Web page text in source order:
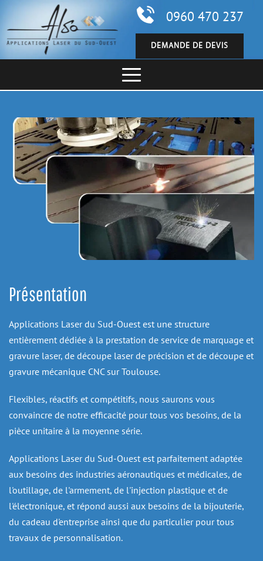
0960 470 237
DEMANDE DE DEVIS
Présentation
Applications Laser du Sud-Ouest est une structure
entièrement dédiée à la prestation de service de marquage et
gravure laser, de découpe laser de précision et de découpe et
gravure mécanique CNC sur Toulouse.
Flexibles, réactifs et compétitifs, nous saurons vous
convaincre de notre efficacité pour tous vos besoins, de la
pièce unitaire à la moyenne série.
Applications Laser du Sud-Ouest est parfaitement adaptée
aux besoins des industries aéronautiques et médicales, de
l'outillage, de l'armement, de l'injection plastique et de
l'électronique, et répond aussi aux besoins de la bijouterie,
du cadeau d'entreprise ainsi que du particulier pour tous
travaux de personnalisation.